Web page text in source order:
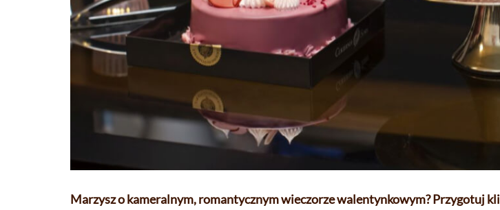
Marzysz o kameralnym, romantycznym wieczorze walentynkowym? Przygotuj